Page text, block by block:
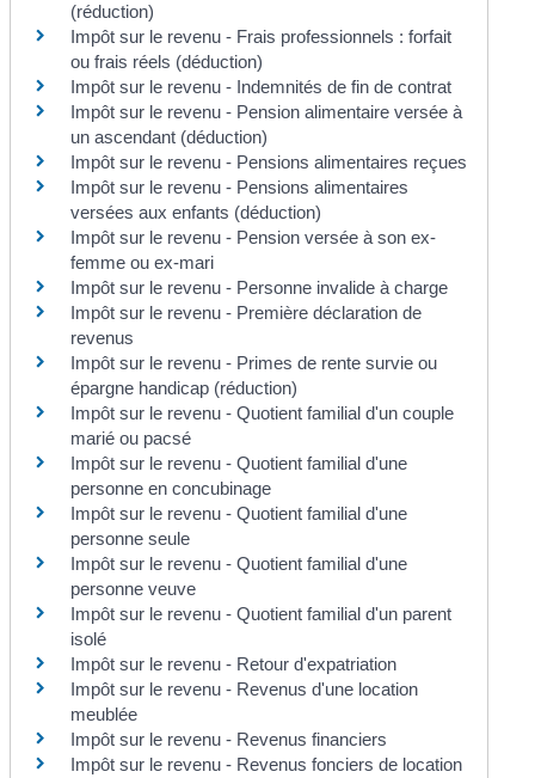
(réduction)
Impôt sur le revenu - Frais professionnels : forfait
ou frais réels (déduction)
Impôt sur le revenu - Indemnités de fin de contrat
Impôt sur le revenu - Pension alimentaire versée à
un ascendant (déduction)
Impôt sur le revenu - Pensions alimentaires reçues
Impôt sur le revenu - Pensions alimentaires
versées aux enfants (déduction)
Impôt sur le revenu - Pension versée à son ex-
femme ou ex-mari
Impôt sur le revenu - Personne invalide à charge
Impôt sur le revenu - Première déclaration de
revenus
Impôt sur le revenu - Primes de rente survie ou
épargne handicap (réduction)
Impôt sur le revenu - Quotient familial d'un couple
marié ou pacsé
Impôt sur le revenu - Quotient familial d'une
personne en concubinage
Impôt sur le revenu - Quotient familial d'une
personne seule
Impôt sur le revenu - Quotient familial d'une
personne veuve
Impôt sur le revenu - Quotient familial d'un parent
isolé
Impôt sur le revenu - Retour d'expatriation
Impôt sur le revenu - Revenus d'une location
meublée
Impôt sur le revenu - Revenus financiers
Impôt sur le revenu - Revenus fonciers de location